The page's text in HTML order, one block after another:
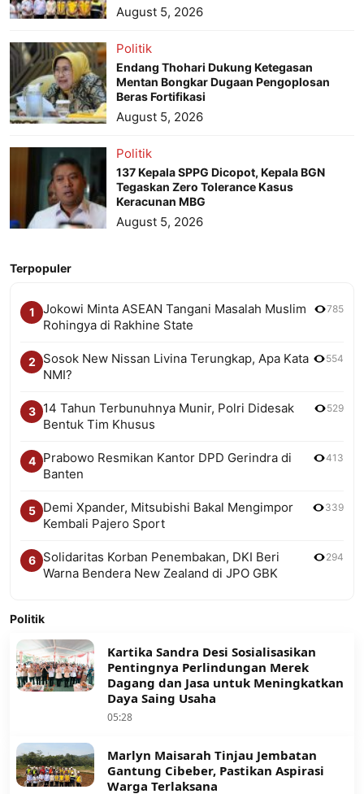
August 5, 2026
Politik
Endang Thohari Dukung Ketegasan
Mentan Bongkar Dugaan Pengoplosan
Beras Fortifikasi
August 5, 2026
Politik
137 Kepala SPPG Dicopot, Kepala BGN
Tegaskan Zero Tolerance Kasus
Keracunan MBG
August 5, 2026
Terpopuler
1
Jokowi Minta ASEAN Tangani Masalah Muslim
Rohingya di Rakhine State
785
2
Sosok New Nissan Livina Terungkap, Apa Kata
NMI?
554
3
14 Tahun Terbunuhnya Munir, Polri Didesak
Bentuk Tim Khusus
529
4
Prabowo Resmikan Kantor DPD Gerindra di
Banten
413
5
Demi Xpander, Mitsubishi Bakal Mengimpor
Kembali Pajero Sport
339
6
Solidaritas Korban Penembakan, DKI Beri
Warna Bendera New Zealand di JPO GBK
294
Politik
Kartika Sandra Desi Sosialisasikan
Pentingnya Perlindungan Merek
Dagang dan Jasa untuk Meningkatkan
Daya Saing Usaha
05:28
Marlyn Maisarah Tinjau Jembatan
Gantung Cibeber, Pastikan Aspirasi
Warga Terlaksana